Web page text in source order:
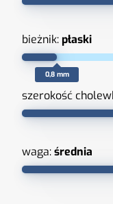
bieżnik:płaski
0,8 mm
szerokość
waga:średnia